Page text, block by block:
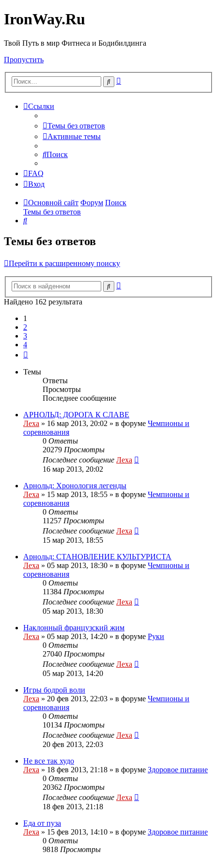
IronWay.Ru
Твой Путь в мир Фитнеса и Бодибилдинга
Пропустить
Поиск
Ссылки
Темы без ответов
Активные темы
Поиск
FAQ
Вход
Основной сайт Форум Поиск
Темы без ответов
Поиск
Темы без ответов
Перейти к расширенному поиску
Поиск
Найдено 162 результата
1
2
3
4
Темы
Ответы
Просмотры
Последнее сообщение
АРНОЛЬД: ДОРОГА К СЛАВЕ
Леха » 16 мар 2013, 20:02 » в форуме Чемпионы и
соревнования
0 Ответы
20279 Просмотры
Последнее сообщение Леха
16 мар 2013, 20:02
Арнольд: Хронология легенды
Леха » 15 мар 2013, 18:55 » в форуме Чемпионы и
соревнования
0 Ответы
11257 Просмотры
Последнее сообщение Леха
15 мар 2013, 18:55
Арнольд: СТАНОВЛЕНИЕ КУЛЬТУРИСТА
Леха » 05 мар 2013, 18:30 » в форуме Чемпионы и
соревнования
0 Ответы
11384 Просмотры
Последнее сообщение Леха
05 мар 2013, 18:30
Наклонный французский жим
Леха » 05 мар 2013, 14:20 » в форуме Руки
0 Ответы
27040 Просмотры
Последнее сообщение Леха
05 мар 2013, 14:20
Игры бодрой воли
Леха » 20 фев 2013, 22:03 » в форуме Чемпионы и
соревнования
0 Ответы
10134 Просмотры
Последнее сообщение Леха
20 фев 2013, 22:03
Не все так худо
Леха » 18 фев 2013, 21:18 » в форуме Здоровое питание
0 Ответы
20362 Просмотры
Последнее сообщение Леха
18 фев 2013, 21:18
Еда от пуза
Леха » 15 фев 2013, 14:10 » в форуме Здоровое питание
0 Ответы
9818 Просмотры